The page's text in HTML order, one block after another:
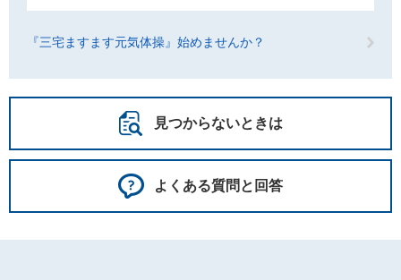
『三宅ますます元気体操』始めませんか？
見つからないときは
よくある質問と回答